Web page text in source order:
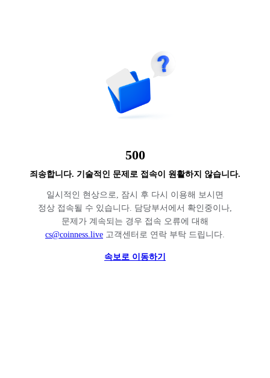
500
죄송합니다. 기술적인 문제로 접속이 원활하지 않습니다.
일시적인 현상으로, 잠시 후 다시 이용해 보시면
정상 접속될 수 있습니다. 담당부서에서 확인중이나,
문제가 계속되는 경우 접속 오류에 대해
cs@coinness.live 고객센터로 연락 부탁 드립니다.
속보로 이동하기